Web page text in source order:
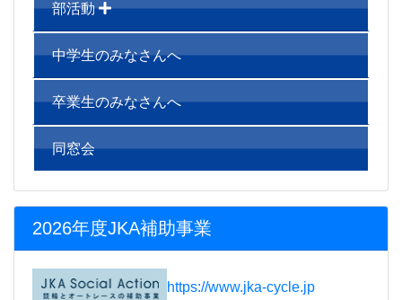
部活動
中学生のみなさんへ
卒業生のみなさんへ
同窓会
2026年度JKA補助事業
https://www.jka-cycle.jp